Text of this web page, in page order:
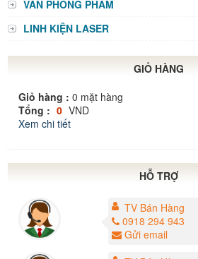
VĂN PHÒNG PHẨM
LINH KIỆN LASER
GIỎ HÀNG
Giỏ hàng : 0 mặt hàng
Tổng : 0 VND
Xem chi tiết
HỖ TRỢ
TV Bán Hàng
0918 294 943
Gửi email